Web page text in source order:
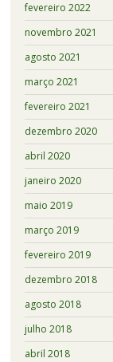
fevereiro 2022
novembro 2021
agosto 2021
março 2021
fevereiro 2021
dezembro 2020
abril 2020
janeiro 2020
maio 2019
março 2019
fevereiro 2019
dezembro 2018
agosto 2018
julho 2018
abril 2018